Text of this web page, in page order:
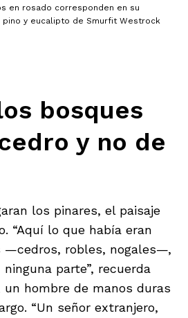
en rosado corresponden en su
y eucalipto de Smurfit Westrock
bosques
y no de
los pinares, el paisaje
“Aquí lo que había eran
—cedros, robles, nogales—,
parte”, recuerda
un hombre de manos duras
“Un señor extranjero,